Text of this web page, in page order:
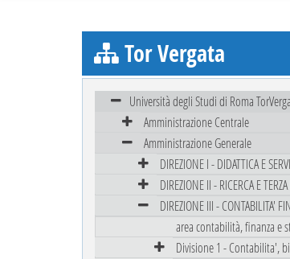
Tor Vergata
Università degli Studi di Roma
Amministrazione Centrale
Amministrazione Generale
DIREZIONE I - DIDATTICA E
DIREZIONE II - RICERCA E
DIREZIONE III - CONTABILITA'
area contabilità, finanza e
Divisione 1 - Contabilita',